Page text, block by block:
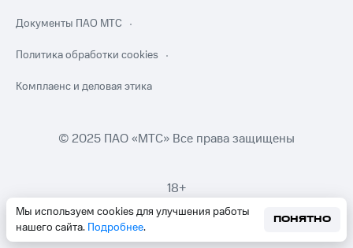
Мы используем cookies для улучшения работы
нашего сайта. Подробнее.
ПОНЯТНО
Документы ПАО МТС
Политика обработки cookies
Комплаенс и деловая этика
© 2025 ПАО «МТС» Все права защищены
18+